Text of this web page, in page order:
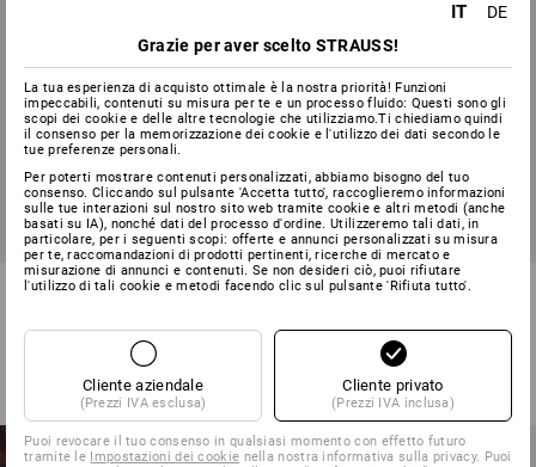
Short e.s.motion 2020, donna
46,24 €
(IVA incl.) a partire da 20 pezzi
Occhiali da sole Race
20,62 €
(IVA incl.) a partire da 10 pezzi
NOVITA'
IT
DE
Grazie per aver scelto STRAUSS!
La tua esperienza di acquisto ottimale è la nostra priorità! Funzioni
impeccabili, contenuti su misura per te e un processo fluido: Questi sono gli
scopi dei cookie e delle altre tecnologie che utilizziamo.Ti chiediamo quindi
il consenso per la memorizzazione dei cookie e l'utilizzo dei dati secondo le
tue preferenze personali.
Per poterti mostrare contenuti personalizzati, abbiamo bisogno del tuo
consenso. Cliccando sul pulsante 'Accetta tutto', raccoglieremo informazioni
sulle tue interazioni sul nostro sito web tramite cookie e altri metodi (anche
basati su IA), nonché dati del processo d'ordine. Utilizzeremo tali dati, in
particolare, per i seguenti scopi: offerte e annunci personalizzati su misura
per te, raccomandazioni di prodotti pertinenti, ricerche di mercato e
misurazione di annunci e contenuti. Se non desideri ciò, puoi rifiutare
l'utilizzo di tali cookie e metodi facendo clic sul pulsante 'Rifiuta tutto'.
Cliente aziendale
(Prezzi IVA esclusa)
Cliente privato
(Prezzi IVA inclusa)
Puoi revocare il tuo consenso in qualsiasi momento con effetto futuro
tramite le Impostazioni dei cookie nella nostra informativa sulla privacy. Puoi